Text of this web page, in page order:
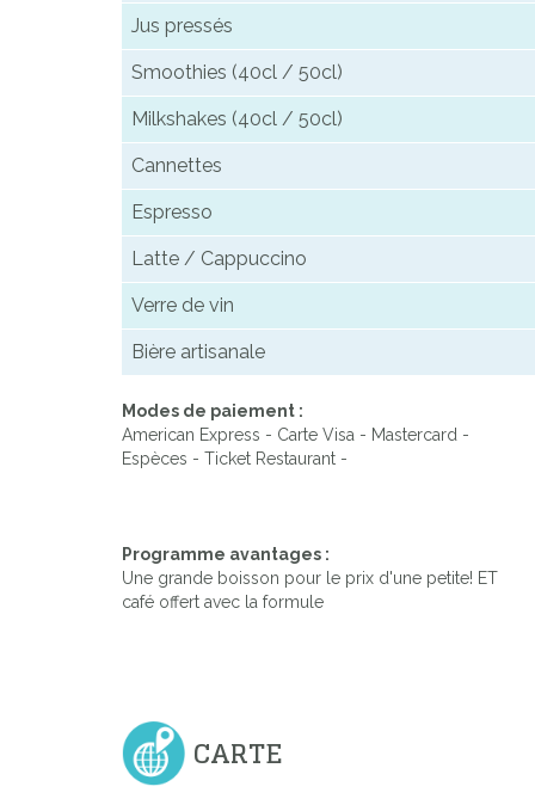
Jus pressés
Smoothies (40cl / 50cl)
Milkshakes (40cl / 50cl)
Cannettes
Espresso
Latte / Cappuccino
Verre de vin
Bière artisanale
Modes de paiement :
American Express - Carte Visa - Mastercard -
Espèces - Ticket Restaurant -
Programme avantages :
Une grande boisson pour le prix d'une petite! ET
café offert avec la formule
CARTE